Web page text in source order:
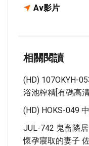
Av影片
相關閱讀
(HD) 107OKYH-
浴池榨精[有碼高
(HD) HOKS-049
JUL-742 鬼畜隣
懷孕寢取的妻子